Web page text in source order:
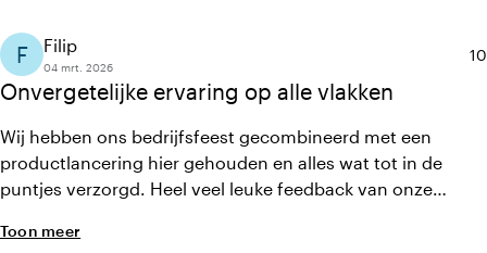
Onvergetelijke ervaring op alle vlakken
F Filip
04 mrt. 2026
10
Wij hebben ons bedrijfsfeest gecombineerd met een
productlancering hier gehouden en alles wat tot in de
puntjes verzorgd. Heel veel leuke feedback van onze
entertainment was echt klasse.
Toon meer